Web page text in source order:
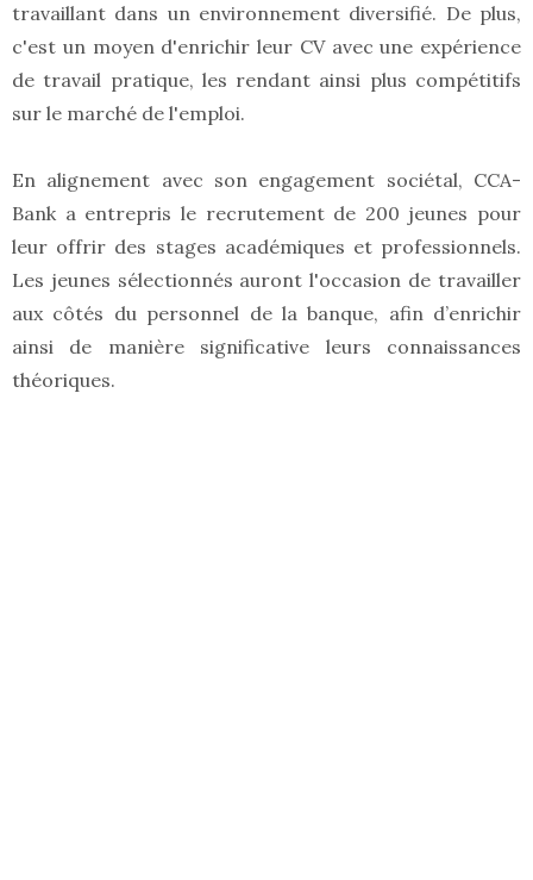
travaillant dans un environnement diversifié. De plus,
c'est un moyen d'enrichir leur CV avec une expérience
de travail pratique, les rendant ainsi plus compétitifs
sur le marché de l'emploi.
En alignement avec son engagement sociétal, CCA-
Bank a entrepris le recrutement de 200 jeunes pour
leur offrir des stages académiques et professionnels.
Les jeunes sélectionnés auront l'occasion de travailler
aux côtés du personnel de la banque, afin d’enrichir
ainsi de manière significative leurs connaissances
théoriques.